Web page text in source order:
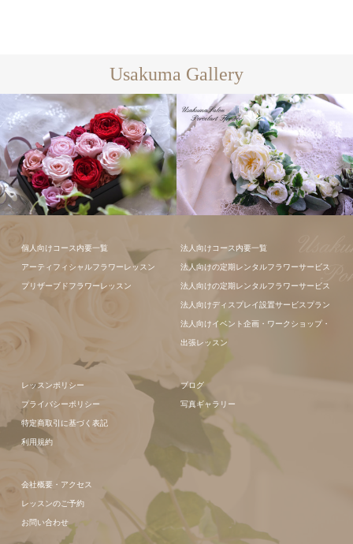
Usakuma Gallery
個人向けコース内要一覧
アーティフィシャルフラワーレッスン
プリザーブドフラワーレッスン
法人向けコース内要一覧
法人向けの定期レンタルフラワーサービス
法人向けの定期レンタルフラワーサービス
法人向けディスプレイ設置サービスプラン
法人向けイベント企画・ワークショップ・
出張レッスン
レッスンポリシー
プライバシーポリシー
特定商取引に基づく表記
利用規約
ブログ
写真ギャラリー
会社概要・アクセス
レッスンのご予約
お問い合わせ